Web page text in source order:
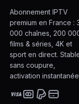
Abonnement IPTV
premium en France :
000 chaînes, 200
films & séries, 4K et
sport en direct.
sans coupure,
activation